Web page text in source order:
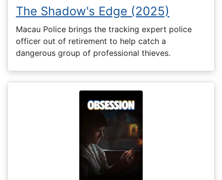
The Shadow's Edge (2025)
Macau Police brings the tracking expert police
officer out of retirement to help catch a
dangerous group of professional thieves.